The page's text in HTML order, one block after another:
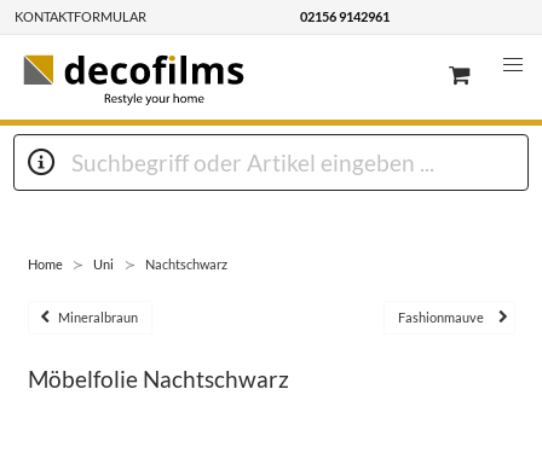
KONTAKTFORMULAR 02156 9142961
Home Uni Nachtschwarz
Mineralbraun Fashionmauve
Möbelfolie Nachtschwarz